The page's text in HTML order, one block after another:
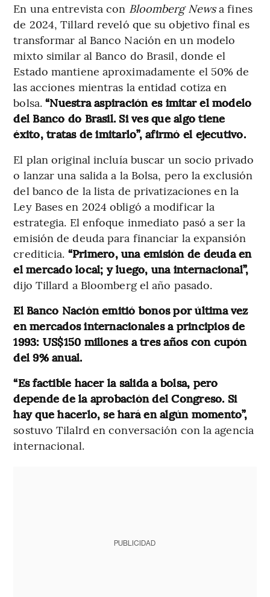
En una entrevista con Bloomberg Newsa fines
de 2024, Tillard reveló que su objetivo final es
transformar al Banco Nación en un modelo
mixto similar al Banco do Brasil, donde el
Estado mantiene aproximadamente el 50% de
las acciones mientras la entidad cotiza en
bolsa.“Nuestra aspiración es imitar el modelo
del Banco do Brasil. Si ves que algo tiene
éxito, tratas de imitarlo”, afirmó el ejecutivo.
El plan original incluía buscar un socio privado
o lanzar una salida a la Bolsa, pero la exclusión
del banco de la lista de privatizaciones en la
Ley Bases en 2024 obligó a modificar la
estrategia. El enfoque inmediato pasó a ser la
emisión de deuda para financiar la expansión
crediticia. “Primero, una emisión de deuda en
el mercado local; y luego, una internacional”,
dijo Tillard a Bloomberg el año pasado.
El Banco Nación emitió bonos por última vez
en mercados internacionales a principios de
1993: US$150 millones a tres años con cupón
del 9% anual.
“Es factible hacer la salida a bolsa, pero
depende de la aprobación del Congreso. Si
hay que hacerlo, se hará en algún momento”,
sostuvo Tilalrd en conversación con la agencia
internacional.
PUBLICIDAD